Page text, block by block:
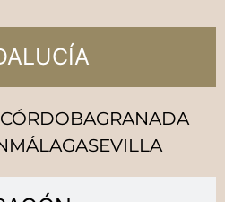
CÓRDOBAGRANADA
MÁLAGASEVILLA